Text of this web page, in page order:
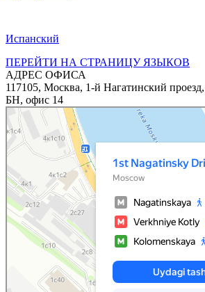
Испанский
ПЕРЕЙТИ НА СТРАНИЦУ ЯЗЫКОВ
АДРЕС ОФИСА
117105, Москва, 1-й Нагатинский
БН, офис 14